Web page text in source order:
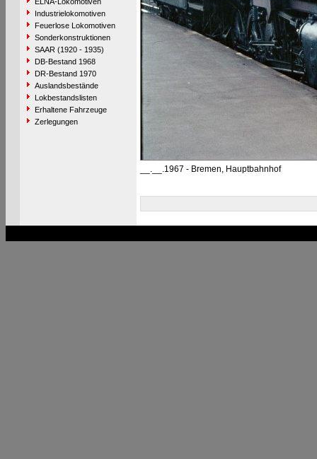
Industrielokomotiven
Feuerlose Lokomotiven
Sonderkonstruktionen
SAAR (1920 - 1935)
DB-Bestand 1968
DR-Bestand 1970
Auslandsbestände
Lokbestandslisten
Erhaltene Fahrzeuge
Zerlegungen
__.__.1967 - Bremen, Hauptbahnhof